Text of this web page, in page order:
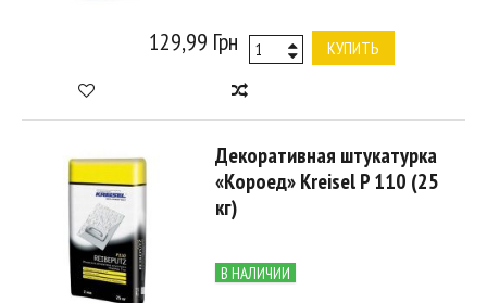
129,99 Грн КУПИТЬ
Декоративная штукатурка
«Короед» Kreisel P 110 (25
кг)
В НАЛИЧИИ